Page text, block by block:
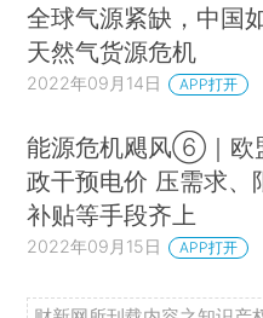
全球气源紧缺，中国
天然气货源危机
2022年09月14日 APP打开
能源危机飓风⑥｜欧
政干预电价 压需求、
补贴等手段齐上
2022年09月15日 APP打开